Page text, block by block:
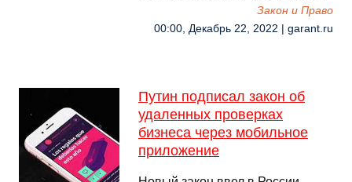
Закон и Право
00:00, Декабрь 22, 2022 | garant.ru
Путин подписал закон об
удаленных проверках
бизнеса через мобильное
приложение